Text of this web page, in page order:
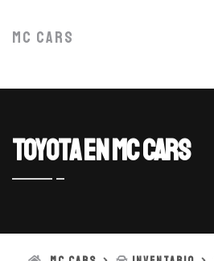
MC Cars
Toyota en MC Cars